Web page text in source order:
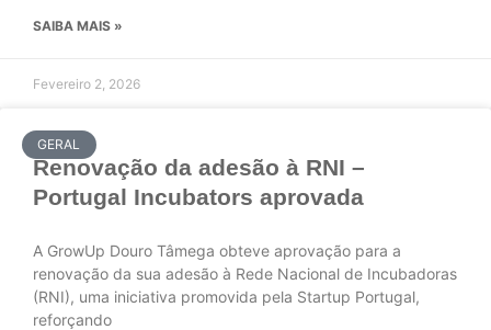
SAIBA MAIS »
Fevereiro 2, 2026
GERAL
Renovação da adesão à RNI –
Portugal Incubators aprovada
A GrowUp Douro Tâmega obteve aprovação para a
renovação da sua adesão à Rede Nacional de Incubadoras
(RNI), uma iniciativa promovida pela Startup Portugal,
reforçando